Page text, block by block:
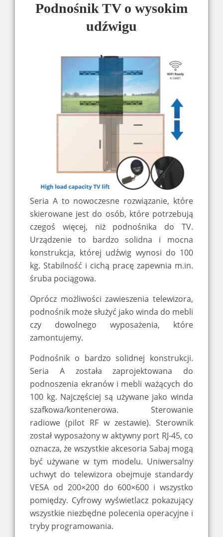
Podnośnik TV o wysokim
udźwigu
Seria A to nowoczesne rozwiązanie, które
skierowane jest do osób, które potrzebują
czegoś więcej, niż podnośnika do TV.
Urządzenie to bardzo solidna i mocna
konstrukcja, której udźwig wynosi do 100
kg. Stabilność i cichą pracę zapewnia m.in.
śruba pociągowa.
Oprócz możliwości zawieszenia telewizora,
podnośnik może służyć jako winda do mebli
czy dowolnego wyposażenia, które
zamontujemy.
Podnośnik o bardzo solidnej konstrukcji.
Seria A została zaprojektowana do
podnoszenia ekranów i mebli ważących do
100 kg. Najczęściej są używane jako winda
szafkowa/kontenerowa. Sterowanie
radiowe (pilot RF w zestawie). Sterownik
został wyposażony w aktywny port RJ-45, co
oznacza, że wszystkie akcesoria Sabaj mogą
być używane w tym modelu. Uniwersalny
uchwyt do telewizora obejmuje standardy
VESA od 200×200 do 600×600 i wszystko
pomiędzy. Cyfrowy wyświetlacz pokazujący
wszystkie niezbędne polecenia operacyjne i
tryby programowania.